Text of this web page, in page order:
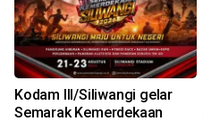
Kodam III/Siliwangi gelar
Semarak Kemerdekaan